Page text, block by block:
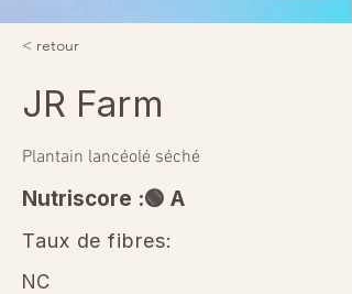
< retour
JR Farm
Plantain lancéolé séché
Nutriscore :🟢 A
Taux de fibres:
NC